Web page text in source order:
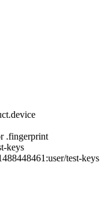
.fingerprint
keys
test-keys